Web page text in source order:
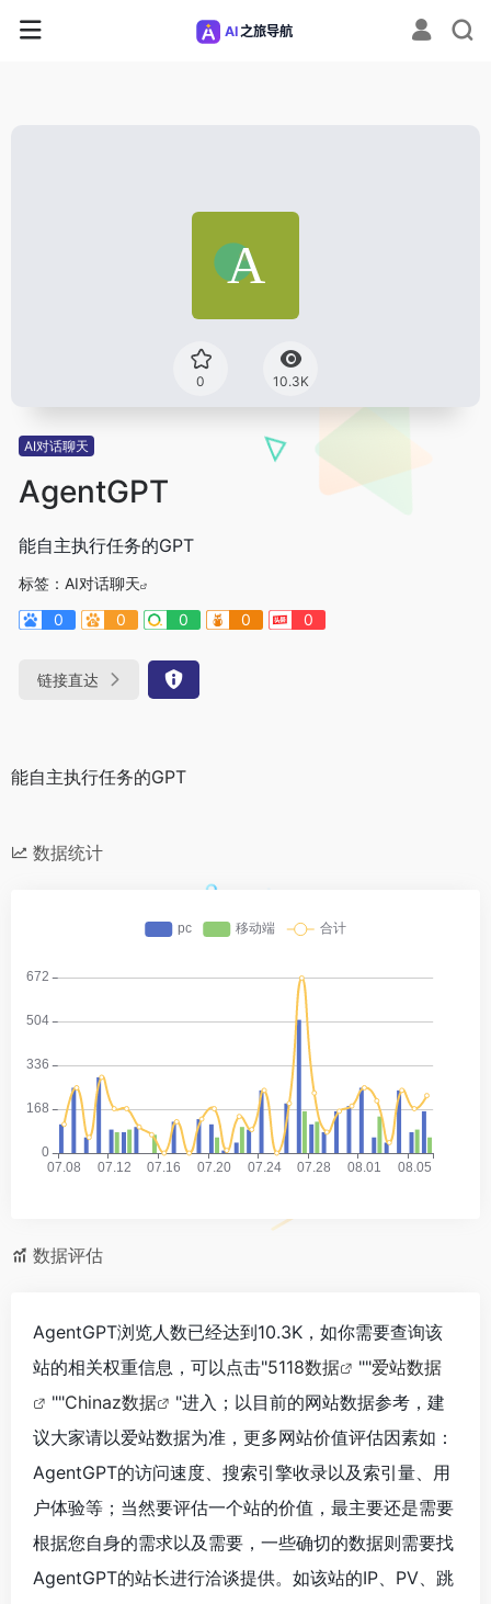
0 10.3K
AI对话聊天
AgentGPT
能自主执行任务的GPT
标签： AI对话聊天
0
0 0 0 0
链接直达
能自主执行任务的GPT
数据统计
数据评估
AgentGPT浏览人数已经达到10.3K，如你需要查询该
站的相关权重信息，可以点击"5118数据 ""爱站数据
""Chinaz数据
"进入；以目前的网站数据参考，建
议大家请以爱站数据为准，更多网站价值评估因素如：
AgentGPT的访问速度、搜索引擎收录以及索引量、用
户体验等；当然要评估一个站的价值，最主要还是需要
根据您自身的需求以及需要，一些确切的数据则需要找
AgentGPT的站长进行洽谈提供。如该站的IP、PV、跳